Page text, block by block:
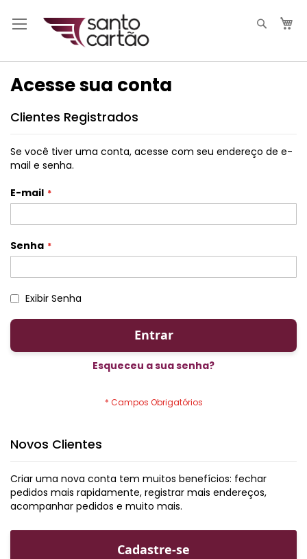
Acesse sua conta
Clientes Registrados
Se você tiver uma conta, acesse com seu endereço de e-
mail e senha.
E-mail
Senha
Exibir Senha
Entrar
Esqueceu a sua senha?
Novos Clientes
Criar uma nova conta tem muitos benefícios: fechar
pedidos mais rapidamente, registrar mais endereços,
acompanhar pedidos e muito mais.
Cadastre-se